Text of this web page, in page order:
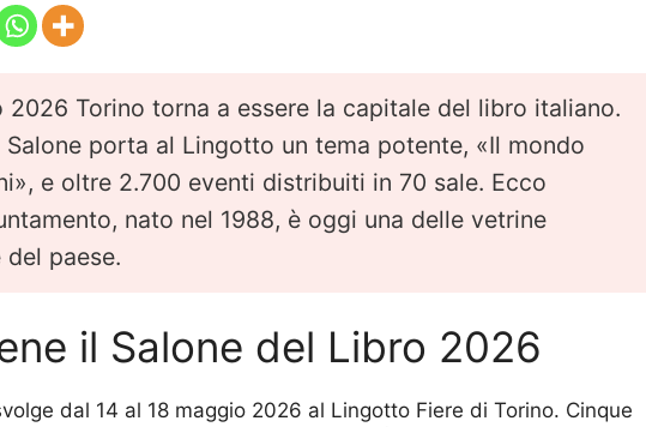
2026 Torino torna a essere la capitale del libro italiano.
porta al Lingotto un tema potente, «Il mondo
e oltre 2.700 eventi distribuiti in 70 sale. Ecco
nato nel 1988, è oggi una delle vetrine
paese.
il Salone del Libro 2026
dal 14 al 18 maggio 2026 al Lingotto Fiere di Torino. Cinque